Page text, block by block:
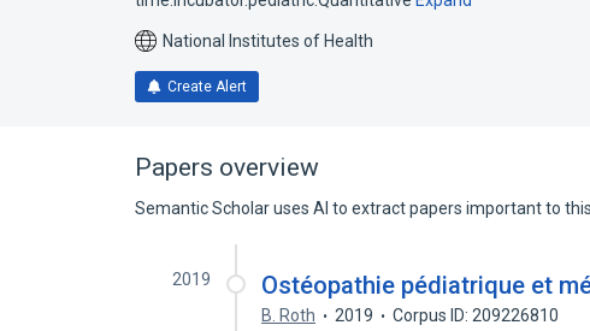
National Institutes of Health
Create Alert
Papers overview
Semantic Scholar uses AI to extract papers important to
2019 Ostéopathie pédiatrique et
B. Roth 2019
Corpus ID: 209226810